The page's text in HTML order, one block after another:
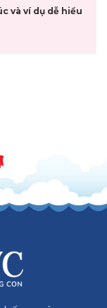
và ví dụ dễ hiểu